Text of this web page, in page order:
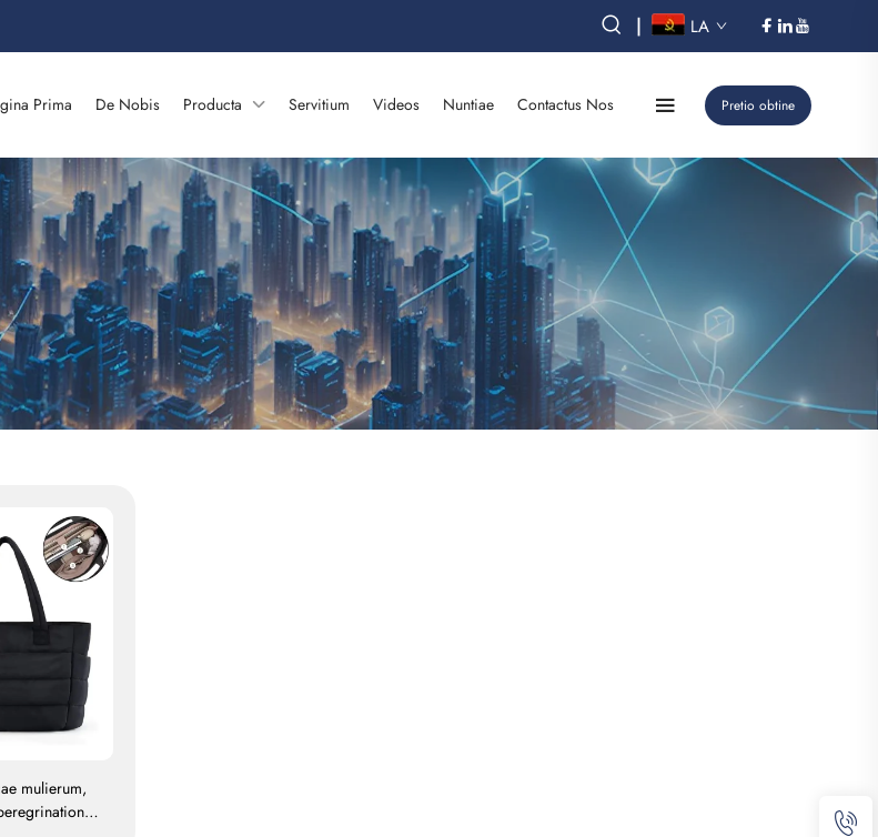
| LA
Prima De Nobis Producta Servitium Videos Nuntiae Contactus Nos Pretio obtine
mulierum,